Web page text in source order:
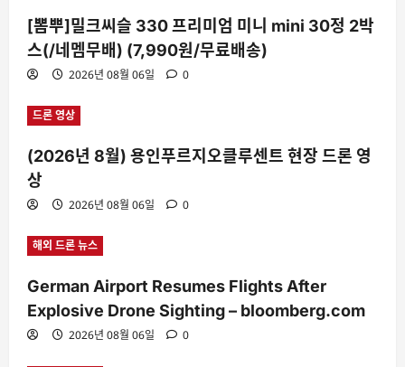
[뽐뿌]밀크씨슬 330 프리미엄 미니 mini 30정 2박
스(/네멤무배) (7,990원/무료배송)
2026년 08월 06일 0
드론 영상
(2026년 8월) 용인푸르지오클루센트 현장 드론 영
상
2026년 08월 06일 0
해외 드론 뉴스
German Airport Resumes Flights After
Explosive Drone Sighting – bloomberg.com
2026년 08월 06일 0